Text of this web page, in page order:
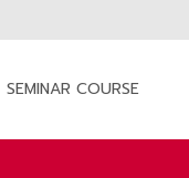
SEMINAR COURSE